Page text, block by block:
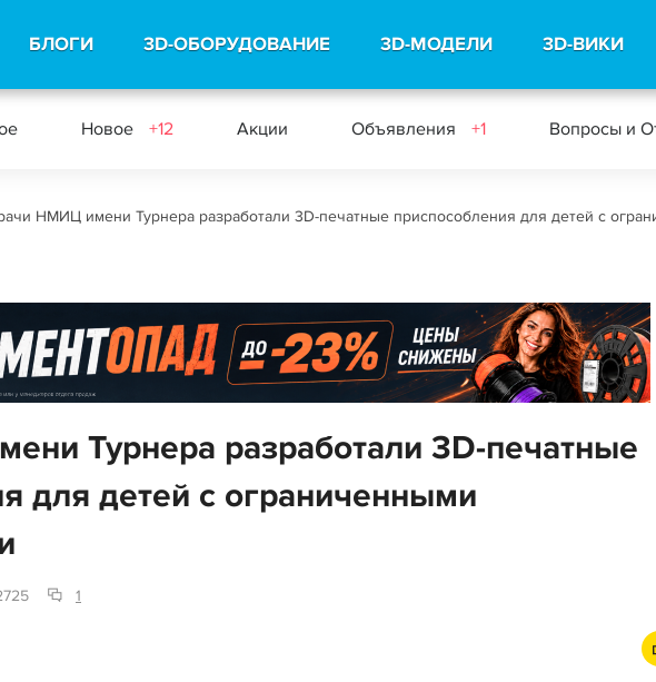
БЛОГИ 3D-ОБОРУДОВАНИЕ 3D-МОДЕЛИ 3D-ВИКИ
Новое +12 Акции Объявления +1 Вопросы и
НМИЦ имени Турнера разработали 3D-печатные приспособления для детей с
Турнера разработали 3D-печатные
для детей с ограниченными
1